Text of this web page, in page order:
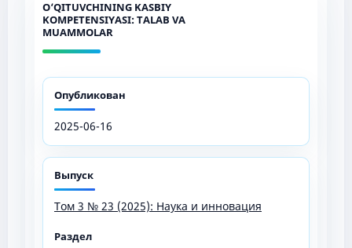
O‘QITUVCHINING KASBIY
KOMPETENSIYASI: TALAB VA
MUAMMOLAR
Опубликован
2025-06-16
Выпуск
Том 3 № 23 (2025): Наука и инновация
Раздел